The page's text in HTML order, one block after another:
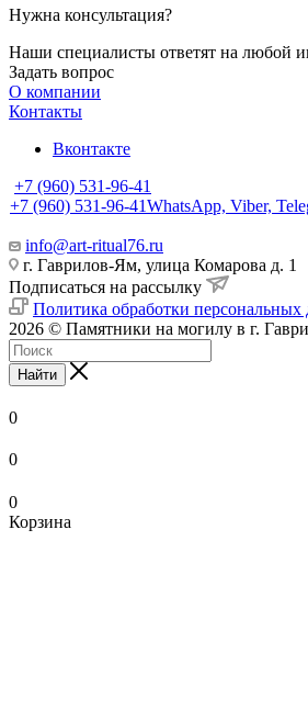
Нужна консультация?
Наши специалисты ответят на любой
Задать вопрос
О компании
Контакты
Вконтакте
+7 (960) 531-96-41
+7 (960) 531-96-41WhatsApp, Viber,
info@art-ritual76.ru
г. Гаврилов-Ям, улица Комарова д. 1
Подписаться на рассылку
Политика обработки
2026 © Памятники на могилу в г.
Найти
0
0
0
Корзина